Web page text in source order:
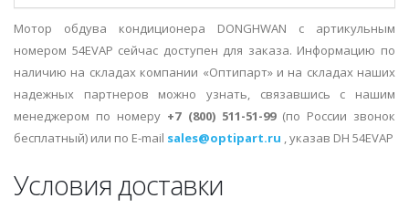
Мотор обдува кондиционера DONGHWAN с артикульным
номером 54EVAP сейчас доступен для заказа. Информацию по
наличию на складах компании «Оптипарт» и на складах наших
надежных партнеров можно узнать, связавшись с нашим
менеджером по номеру +7 (800) 511-51-99(по России звонок
бесплатный) или по E-mail sales@optipart.ru , указав DH 54EVAP
Условия доставки